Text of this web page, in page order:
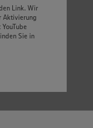
Link. Wir
Aktivierung
Sie in